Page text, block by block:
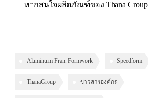
หากสนใจผลิตภัณฑ์ของ Thana Group
Aluminuim Fram Formwork Speedform
ThanaGroup ข่าวสารองค์กร